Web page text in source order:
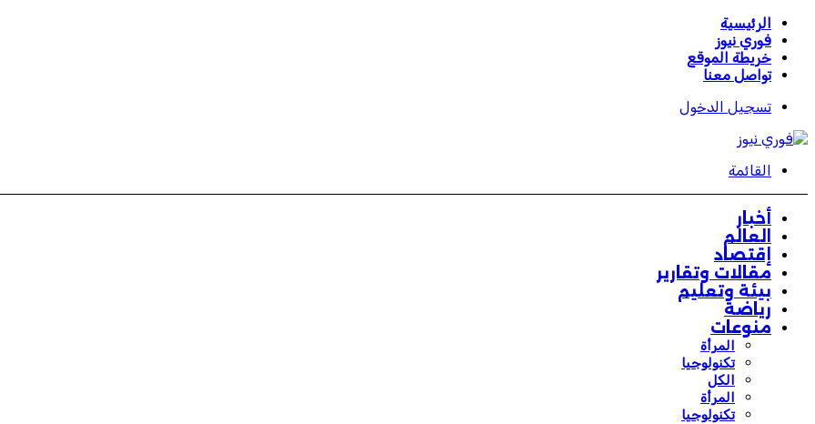
الرئيسية
فوري نيوز
خريطة الموقع
تواصل معنا
تسجيل الدخول
القائمة
أخبار
العالم
إقتصاد
مقالات وتقارير
بيئة وتعليم
رياضة
منوعات
المرأة
تكنولوجيا
الكل
المرأة
تكنولوجيا